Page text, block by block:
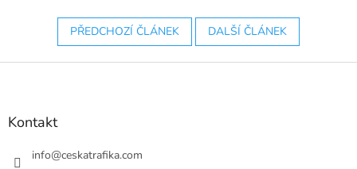
PŘEDCHOZÍ ČLÁNEK DALŠÍ ČLÁNEK
Z
Kontakt
info@ceskatrafika.com